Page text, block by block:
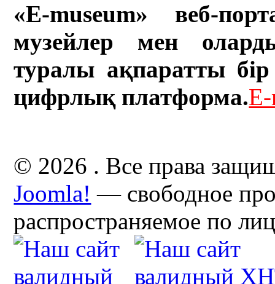
«E-museum» веб-
музейлер мен
туралы ақпаратты бір
цифрлық платформа.
© 2026 . Все права
Joomla! — свободное
распространяемое по